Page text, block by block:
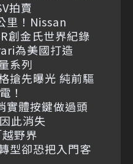
拍賣
里！Nissan
創金氏世界紀錄
為美國打造
系列
搶先曝光 純前驅
！
實體按鍵做過頭
此消失
野界
型卻恐把入門客